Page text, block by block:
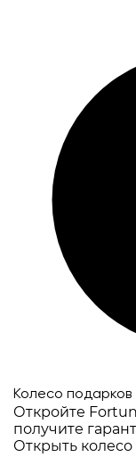
Колесо подарков
Откройте
получите
Открыть колесо